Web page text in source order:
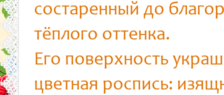
состаренный до
тёплого оттенка.
Его поверхность
цветная роспись: